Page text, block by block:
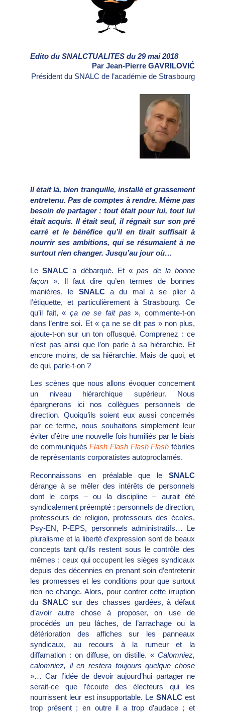
Edito du SNALCTUALITES du 29 mai 2018
Par Jean-Pierre GAVRILOVIĆ
Président du SNALC de l’académie de Strasbourg
Il était là, bien tranquille, installé et grassement
entretenu. Pas de comptes à rendre. Même pas
besoin de partager : tout était pour lui, tout lui
était acquis. Il était seul, il régnait sur son pré
carré et le bénéfice qu’il en tirait suffisait à
nourrir ses ambitions, qui se résumaient à ne
surtout rien changer. Jusqu’au jour où…
LeSNALC a débarqué. Et «pas de la bonne
façon ». Il faut dire qu’en termes de bonnes
manières, le SNALCa du mal à se plier à
l’étiquette, et particulièrement à Strasbourg. Ce
qu’il fait, « ça ne se fait pas », commente-t-on
dans l’entre soi. Et « ça ne se dit pas » non plus,
ajoute-t-on sur un ton offusqué. Comprenez : ce
n’est pas ainsi que l’on parle à sa hiérarchie. Et
encore moins, de sa hiérarchie. Mais de quoi, et
de qui, parle-t-on ?
Les scènes que nous allons évoquer concernent
un niveau hiérarchique supérieur. Nous
épargnerons ici nos collègues personnels de
direction. Quoiqu’ils soient eux aussi concernés
par ce terme, nous souhaitons simplement leur
éviter d’être une nouvelle fois humiliés par le biais
de communiquésFlash Flash Flash Flash fébriles
de représentants corporatistes autoproclamés.
Reconnaissons en préalable que le SNALC
dérange à se mêler des intérêts de personnels
dont le corps – ou la discipline – aurait été
syndicalement préempté : personnels de direction,
professeurs de religion, professeurs des écoles,
Psy-EN, P-EPS, personnels administratifs… Le
pluralisme et la liberté d’expression sont de beaux
concepts tant qu’ils restent sous le contrôle des
mêmes : ceux qui occupent les sièges syndicaux
depuis des décennies en prenant soin d’entretenir
les promesses et les conditions pour que surtout
rien ne change. Alors, pour contrer cette irruption
du SNALCsur des chasses gardées, à défaut
d’avoir autre chose à proposer, on use de
procédés un peu lâches, de l’arrachage ou la
détérioration des affiches sur les panneaux
syndicaux, au recours à la rumeur et la
diffamation : on diffuse, on distille. « Calomniez,
calomniez, il en restera toujours quelque chose
»… Car l’idée de devoir aujourd’hui partager ne
serait-ce que l’écoute des électeurs qui les
nourrissent leur est insupportable. Le SNALCest
trop présent ; en outre il a trop d’audace ; et